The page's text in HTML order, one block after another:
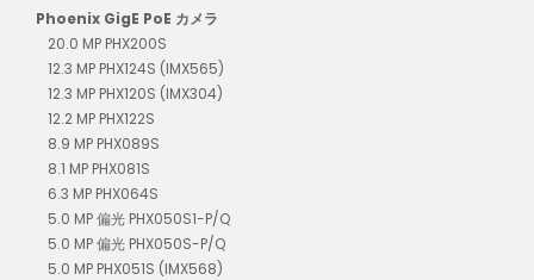
Phoenix GigE PoE カメラ
20.0 MP PHX200S
12.3 MP PHX124S (IMX565)
12.3 MP PHX120S (IMX304)
12.2 MP PHX122S
8.9 MP PHX089S
8.1 MP PHX081S
6.3 MP PHX064S
5.0 MP 偏光 PHX050S1-P/Q
5.0 MP 偏光 PHX050S-P/Q
5.0 MP PHX051S (IMX568)